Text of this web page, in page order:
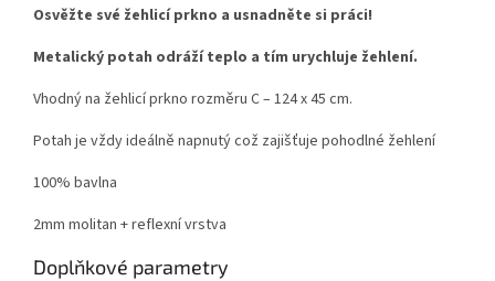
Osvěžte své žehlicí prkno a usnadněte si práci!
Metalický potah odráží teplo a tím urychluje žehlení.
Vhodný na žehlicí prkno rozměru C – 124 x 45 cm.
Potah je vždy ideálně napnutý což zajišťuje pohodlné žehlení
100% bavlna
2mm molitan + reflexní vrstva
Doplňkové parametry